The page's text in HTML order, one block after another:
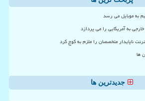
به موبایل می رسد
به آمریکایی را می پردازد
ناپایدار متخصصان را ملزم به کوچ کرد
ها
جدیدترین ها